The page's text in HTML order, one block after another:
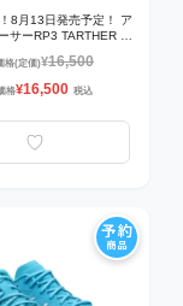
8月13日発売予定！ ア
サーRP3 TARTHER RP
WHITE/ILLUMINATE
YELLOW
格(定価)¥16,500
格¥16,500 税込